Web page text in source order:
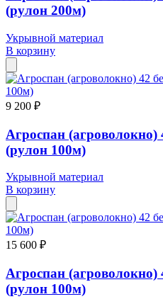
(рулон 200м)
Укрывной материал
В корзину
9 200 ₽
Агроспан
(рулон 100м)
Укрывной материал
В корзину
15 600 ₽
Агроспан
(рулон 100м)